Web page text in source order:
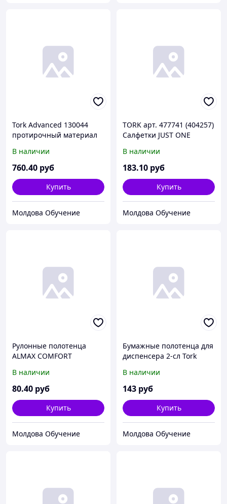
Tork Advanced 130044
протирочный материал
(х6)
В наличии
760.40 руб
Купить
Молдова Обучение
TORK арт. 477741 (404257)
Салфетки JUST ONE
2-сл. 16х24 200шт. (х40)
В наличии
183.10 руб
Купить
Молдова Обучение
Рулонные полотенца
ALMAX COMFORT
25*40, 40листов (24рул/
уп)
В наличии
80.40 руб
Купить
Молдова Обучение
Бумажные полотенца для
диспенсера 2-сл Tork
(190листов/упак) (20упак/
пак)
В наличии
143 руб
Купить
Молдова Обучение